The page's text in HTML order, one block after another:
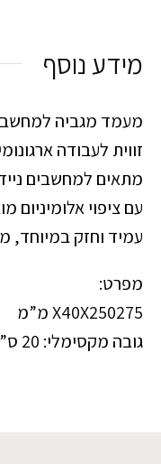
מידע נוסף
מעמד מגביה למחשב
זווית לעבודה
מתאים למחשבים
עם ציפוי אלומיניום
עמיד וחזק במיוחד,
מפרט:
X40X250275 מ”מ
גובה מקסימלי: 20 ס”מ